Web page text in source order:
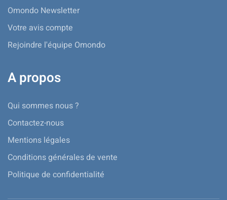
Omondo Newsletter
Votre avis compte
Rejoindre l'équipe Omondo
A propos
Qui sommes nous ?
Contactez-nous
Mentions légales
Conditions générales de vente
Politique de confidentialité